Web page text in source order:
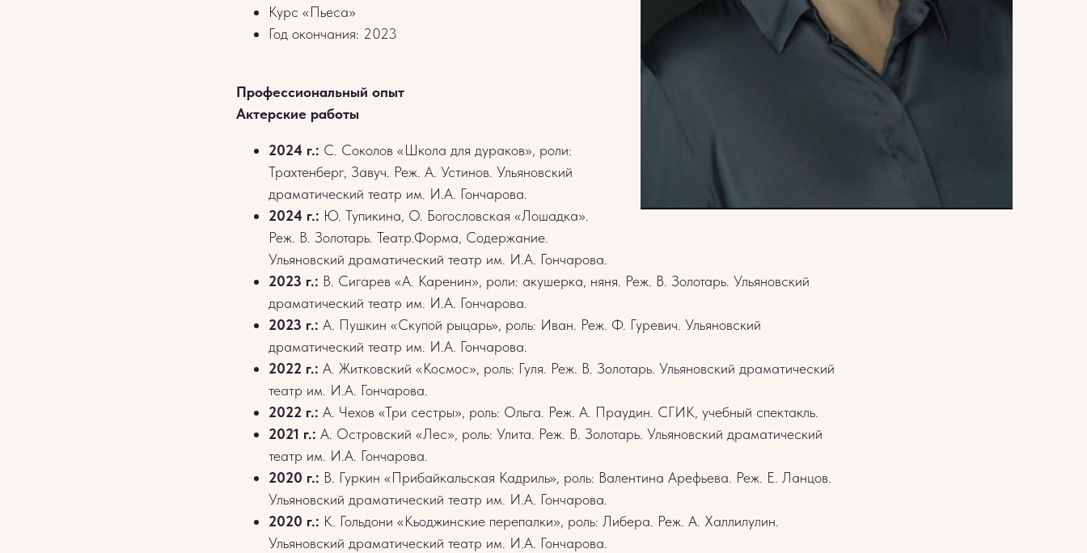
Курс «Пьеса»
Год окончания: 2023
Профессиональный опыт
Актерские работы
2024 г.: С. Соколов «Школа для дураков», роли:
Трахтенберг, Завуч. Реж. А. Устинов. Ульяновский
драматический театр им. И.А. Гончарова.
2024 г.: Ю. Тупикина, О. Богословская «Лошадка».
Реж. В. Золотарь. Театр.Форма, Содержание.
Ульяновский драматический театр им. И.А. Гончарова.
2023 г.: В. Сигарев «А. Каренин», роли: акушерка, няня. Реж. В. Золотарь. Ульяновский
драматический театр им. И.А. Гончарова.
2023 г.: А. Пушкин «Скупой рыцарь», роль: Иван. Реж. Ф. Гуревич. Ульяновский
драматический театр им. И.А. Гончарова.
2022 г.: А. Житковский «Космос», роль: Гуля. Реж. В. Золотарь. Ульяновский драматический
театр им. И.А. Гончарова.
2022 г.: А. Чехов «Три сестры», роль: Ольга. Реж. А. Праудин. СГИК, учебный спектакль.
2021 г.: А. Островский «Лес», роль: Улита. Реж. В. Золотарь. Ульяновский драматический
театр им. И.А. Гончарова.
2020 г.: В. Гуркин «Прибайкальская Кадриль», роль: Валентина Арефьева. Реж. Е. Ланцов.
Ульяновский драматический театр им. И.А. Гончарова.
2020 г.: К. Гольдони «Кьоджинские перепалки», роль: Либера. Реж. А. Халлилулин.
Ульяновский драматический театр им. И.А. Гончарова.